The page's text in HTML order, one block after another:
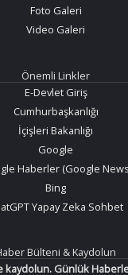
Foto Galeri
Video Galeri
Önemli Linkler
E-Devlet Giriş
Cumhurbaşkanlığı
İçişleri Bakanlığı
Google
Haberler (Google
Bing
Yapay Zeka Sohbet
Bülteni & Kaydolun
kaydolun. Günlük